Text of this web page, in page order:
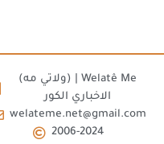
(ولاتي مه) | Welatê Me
الاخباري الكور
welateme.net@gmail.com
2006-2024